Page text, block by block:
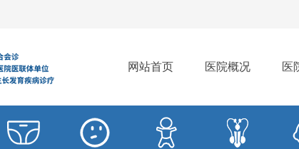
网站首页 医院概况 医